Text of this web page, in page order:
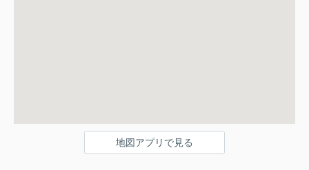
地図アプリで見る